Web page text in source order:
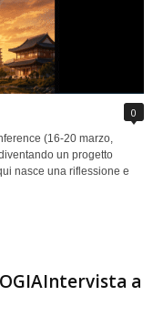
0
(16-20 marzo,
un progetto
nasce una riflessione e
a